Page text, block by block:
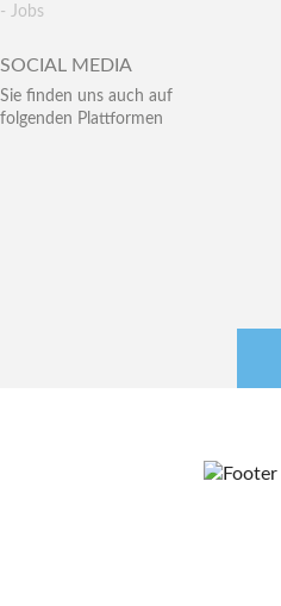
- Jobs
SOCIAL MEDIA
Sie finden uns auch auf
folgenden Plattformen